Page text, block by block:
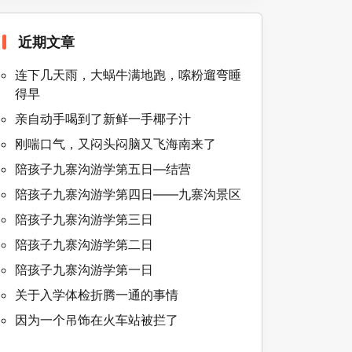
近期文章
连下几天雨，大蜗牛满地跑，嗦粉遛弯睡
得早
亲自动手喝到了新鲜一手椰子汁
刚喘口气，又闷头闷脑又飞海南来了
陪孩子九寨沟游学第五日—结营
陪孩子九寨沟游学第四日——九寨沟景区
陪孩子九寨沟游学第三日
陪孩子九寨沟游学第二日
陪孩子九寨沟游学第一日
关于入学体检折腾一通的事情
因为一个吊饰在火车站被拦了